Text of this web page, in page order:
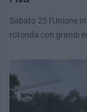
Sabato 25 l’Unione
rotonda con grandi